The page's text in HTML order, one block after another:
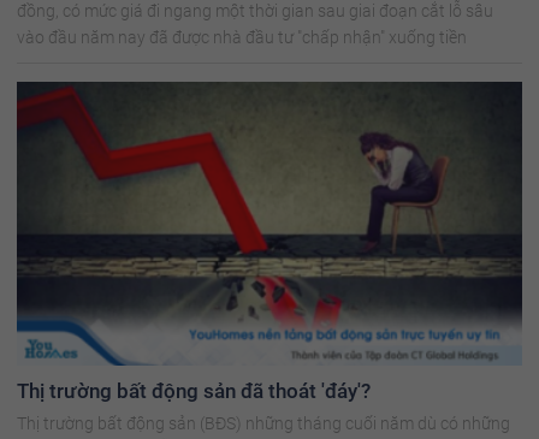
đồng, có mức giá đi ngang một thời gian sau giai đoạn cắt lỗ sâu
vào đầu năm nay đã được nhà đầu tư "chấp nhận" xuống tiền
Thị trường bất động sản đã thoát 'đáy'?
Thị trường bất động sản (BĐS) những tháng cuối năm dù có những